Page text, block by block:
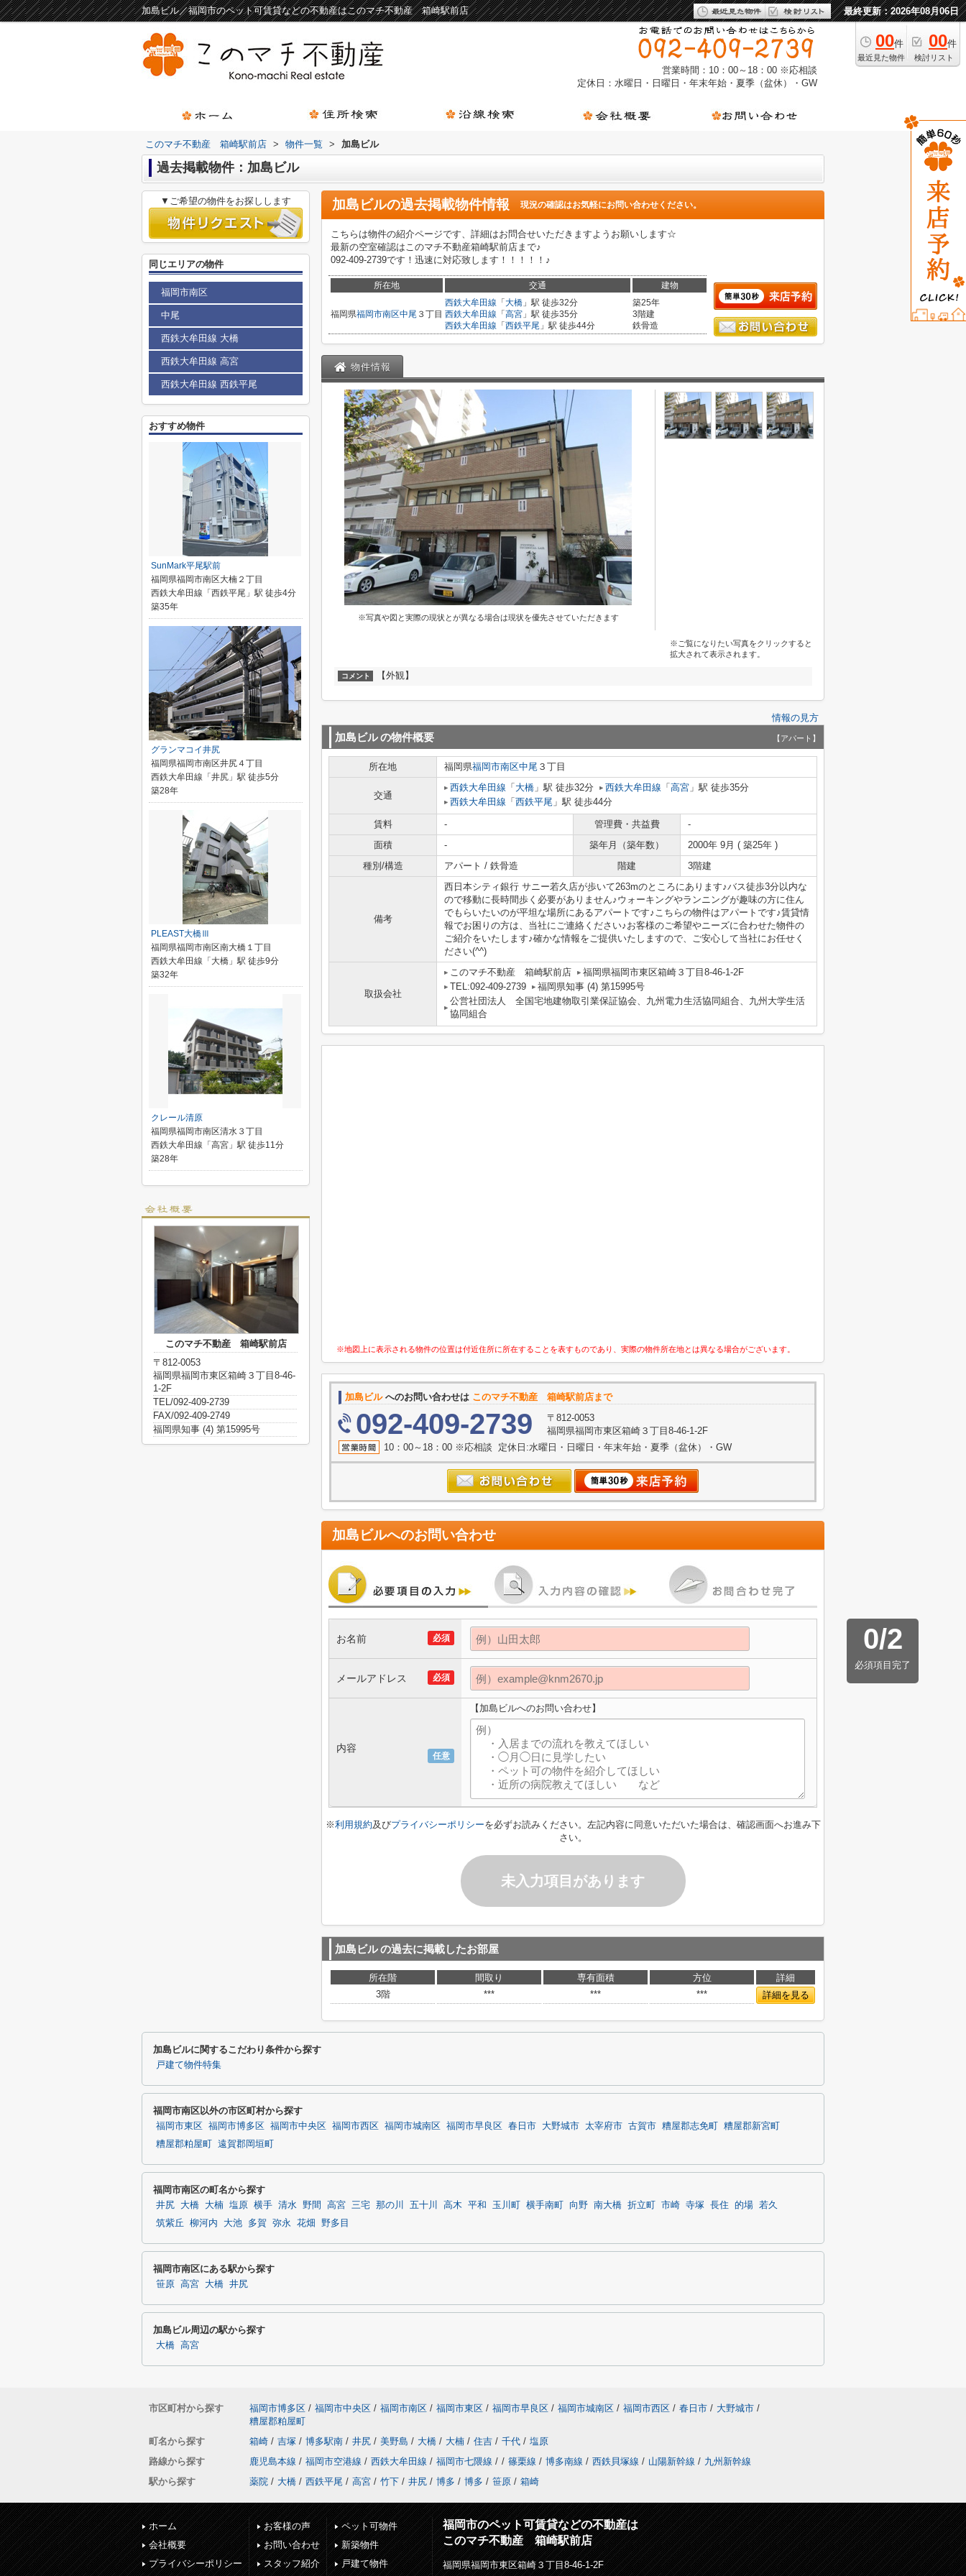
加島ビル／福岡市のペット可賃貸などの不動産はこのマチ不動産 箱崎駅前店 最終更新：2026年08月06日
00件
最近見た物件
00件
検討リスト
営業時間：10：00～18：00 ※応相談
定休日：水曜日・日曜日・年末年始・夏季（盆休）・GW
このマチ不動産 箱崎駅前店 > 物件一覧 > 加島ビル
過去掲載物件：加島ビル
加島ビルの過去掲載物件情報 現況の確認はお気軽にお問い合わせください。
こちらは物件の紹介ページです、詳細はお問合せいただきますようお願いします☆
最新の空室確認はこのマチ不動産箱崎駅前店まで♪
092-409-2739です！迅速に対応致します！！！！！♪
所在地 交通 建物
福岡県福岡市南区中尾 ３丁目
西鉄大牟田線 「 大橋 」駅 徒歩32分
西鉄大牟田線 「 高宮 」駅 徒歩35分
西鉄大牟田線 「 西鉄平尾 」駅 徒歩44分
築25年
3階建
鉄骨造
物件情報
※写真や図と実際の現状とが異なる場合は現状を優先させていただきます
※ご覧になりたい写真をクリックすると
拡大されて表示されます。
コメント 【外観】
情報の見方
加島ビルの物件概要 【アパート】
所在地 福岡県福岡市南区中尾 ３丁目
交通
西鉄大牟田線 「 大橋 」駅 徒歩32分 西鉄大牟田線 「 高宮 」駅 徒歩35分
西鉄大牟田線 「 西鉄平尾 」駅 徒歩44分
賃料 - 管理費・共益費
-
面積
- 築年月（築年数）
2000年 9月 ( 築25年 )
種別/構造
アパート / 鉄骨造 階建 3階建
備考
西日本シティ銀行 サニー若久店が歩いて263mのところにあります♪バス徒歩3分以内な
ので移動に長時間歩く必要がありません♪ウォーキングやランニングが趣味の方に住ん
でもらいたいのが平坦な場所にあるアパートです♪こちらの物件はアパートです♪賃貸情
報でお困りの方は、当社にご連絡ください♪お客様のご希望やニーズに合わせた物件の
ご紹介をいたします♪確かな情報をご提供いたしますので、ご安心して当社にお任せく
ださい(^^)
取扱会社
このマチ不動産 箱崎駅前店
福岡県福岡市東区箱崎３丁目8-46-1-2F
TEL:092-409-2739
福岡県知事 (4) 第15995号
公営社団法人 全国宅地建物取引業保証協会、九州電力生活協同組合、九州大学生活
協同組合
※地図上に表示される物件の位置は付近住所に所在することを表すものであり、実際の物件所在地とは異なる場合がございます。
加島ビルへのお問い合わせは このマチ不動産 箱崎駅前店まで
092-409-2739
〒812-0053
福岡県福岡市東区箱崎３丁目8-46-1-2F
10：00～18：00 ※応相談 定休日:水曜日・日曜日・年末年始・夏季（盆休）・GW
加島ビルへのお問い合わせ
0/2
必須項目完了
必須
お名前
必須
メールアドレス
任意
内容
【加島ビルへのお問い合わせ】
※利用規約及びプライバシーポリシーを必ずお読みください。左記内容に同意いただいた場合は、確認画面へお進み下
さい。
未入力項目があります
加島ビルの過去に掲載したお部屋
所在階 間取り 専有面積 方位
詳細
3階
*** *** *** 詳細を見る
▼ご希望の物件をお探しします
同じエリアの物件
福岡市南区
中尾
西鉄大牟田線 大橋
西鉄大牟田線 高宮
西鉄大牟田線 西鉄平尾
おすすめ物件
SunMark平尾駅前
福岡県福岡市南区大楠２丁目
西鉄大牟田線「西鉄平尾」駅 徒歩4分
築35年
グランマコイ井尻
福岡県福岡市南区井尻４丁目
西鉄大牟田線「井尻」駅 徒歩5分
築28年
PLEAST大橋Ⅲ
福岡県福岡市南区南大橋１丁目
西鉄大牟田線「大橋」駅 徒歩9分
築32年
クレール清原
福岡県福岡市南区清水３丁目
西鉄大牟田線「高宮」駅 徒歩11分
築28年
このマチ不動産 箱崎駅前店
〒812-0053
福岡県福岡市東区箱崎３丁目8-46-
1-2F
TEL/092-409-2739
FAX/092-409-2749
福岡県知事 (4) 第15995号
加島ビルに関するこだわり条件から探す
戸建て物件特集
福岡市南区以外の市区町村から探す
福岡市東区 福岡市博多区 福岡市中央区 福岡市西区 福岡市城南区 福岡市早良区 春日市 大野城市 太宰府市 古賀市 糟屋郡志免町
糟屋郡新宮町
糟屋郡粕屋町
遠賀郡岡垣町
福岡市南区の町名から探す
井尻 大橋 大楠 塩原 横手 清水 野間 高宮 三宅 那の川 五十川 高木 平和 玉川町 横手南町 向野 南大橋 折立町 市崎 寺塚 長住 的場 若久
筑紫丘
柳河内 大池 多賀 弥永 花畑 野多目
福岡市南区にある駅から探す
笹原 高宮 大橋 井尻
加島ビル周辺の駅から探す
大橋 高宮
市区町村から探す 福岡市博多区 / 福岡市中央区 / 福岡市南区 / 福岡市東区 / 福岡市早良区 / 福岡市城南区 / 福岡市西区 / 春日市 / 大野城市 /
糟屋郡粕屋町
町名から探す
箱崎 / 吉塚 / 博多駅南 / 井尻 / 美野島 / 大橋 / 大楠 / 住吉 / 千代 / 塩原
路線から探す
鹿児島本線 / 福岡市空港線 / 西鉄大牟田線 / 福岡市七隈線 / / 篠栗線 / 博多南線 / 西鉄貝塚線 / 山陽新幹線 / 九州新幹線
駅から探す
薬院 / 大橋 / 西鉄平尾 / 高宮 / 竹下 / 井尻 / 博多 / 博多 / 笹原 / 箱崎
ホーム
会社概要
プライバシーポリシー
お客様の声
お問い合わせ
スタッフ紹介
ペット可物件
新築物件
戸建て物件
福岡市のペット可賃貸などの不動産は
このマチ不動産 箱崎駅前店
福岡県福岡市東区箱崎３丁目8-46-1-2F